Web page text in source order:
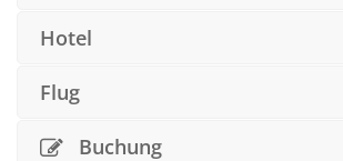
Hotel
Flug
Buchung